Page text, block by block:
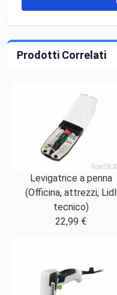
Prodotti Correlati
Levigatrice a penna
(Officina, attrezzi, Lidl
tecnico)
22,99 €